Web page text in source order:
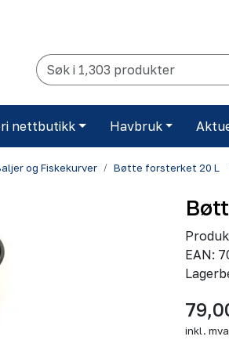
nettbutikk Havbruk
og Fiskekurver Bøtte forsterket 20 L
EAN:
inkl.